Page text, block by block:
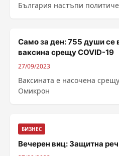
България настъпи
Само за ден: 755 души се
ваксина срещу COVID-19
27/09/2023
Ваксината е насочена
Омикрон
БИЗНЕС
Вечерен виц: Защитна